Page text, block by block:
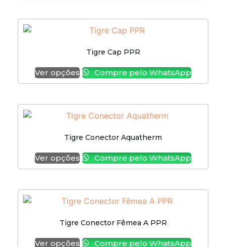
Tigre Cap PPR
Ver opções Compre pelo WhatsApp
Tigre Conector Aquatherm
Ver opções Compre pelo WhatsApp
Tigre Conector Fêmea A PPR
Ver opções Compre pelo WhatsApp